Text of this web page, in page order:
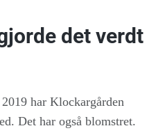
det verdt
har Klockargården
Det har også blomstret.